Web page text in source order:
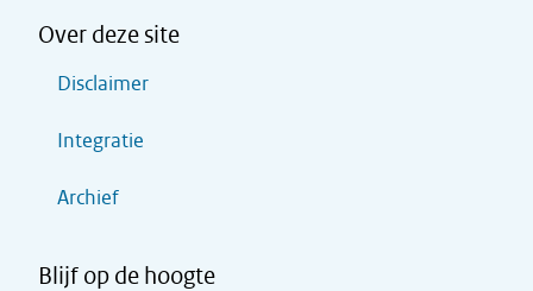
Over deze site
Disclaimer
Integratie
Archief
Blijf op de hoogte